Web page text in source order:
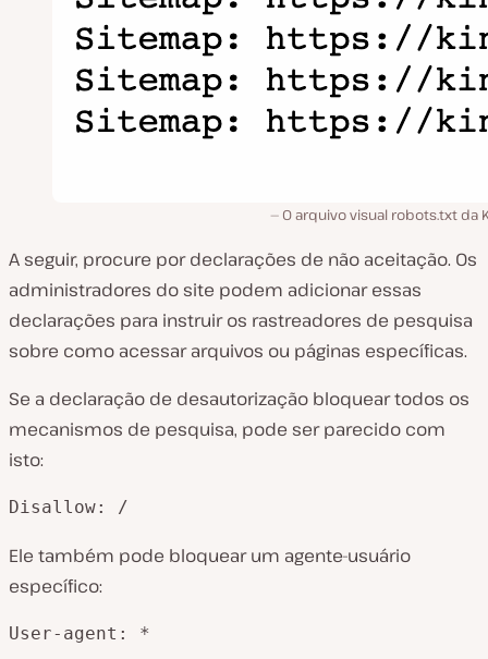
O arquivo visual robots.txt da
A seguir, procure por declarações de não aceitação. Os
administradores do site podem adicionar essas
declarações para instruir os rastreadores de pesquisa
sobre como acessar arquivos ou páginas específicas.
Se a declaração de desautorização bloquear todos os
mecanismos de pesquisa, pode ser parecido com
isto:
Disallow: /
Ele também pode bloquear um agente-usuário
específico:
User-agent: *